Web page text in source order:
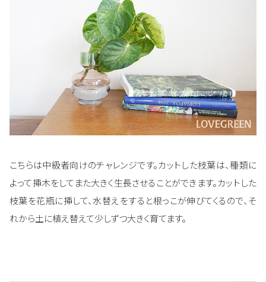
こちらは中級者向けのチャレンジです。カットした枝葉は、種類に
よって挿木をしてまた大きく生長させることができます。カットした
枝葉を花瓶に挿して、水替えをすると根っこが伸びてくるので、そ
れから土に植え替えて少しずつ大きく育てます。